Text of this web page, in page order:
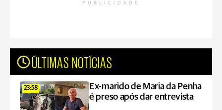
PUBLICIDADE
ÚLTIMAS NOTÍCIAS
23:58
Ex-marido de Maria da Penha
é preso após dar entrevista